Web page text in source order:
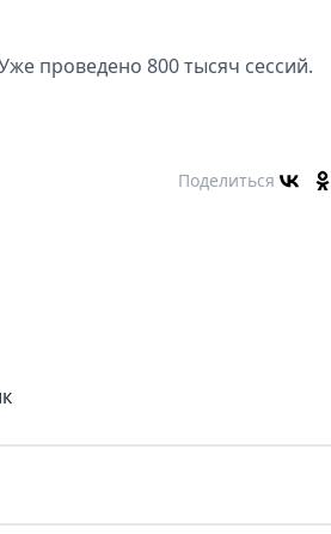
проведено 800 тысяч сессий.
Поделиться